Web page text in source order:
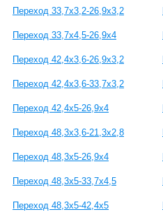
Переход 33,7x3,2-26,9x3,2
Переход 33,7x4,5-26,9x4
Переход 42,4x3,6-26,9x3,2
Переход 42,4x3,6-33,7x3,2
Переход 42,4x5-26,9x4
Переход 48,3x3,6-21,3x2,8
Переход 48,3x5-26,9x4
Переход 48,3x5-33,7x4,5
Переход 48,3x5-42,4x5